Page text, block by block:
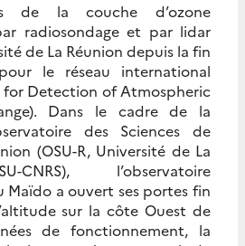
de la couche d’ozone
radiosondage et par lidar
de La Réunion depuis la fin
le réseau international
for Detection of Atmospheric
Dans le cadre de la
des Sciences de
(OSU-R, Université de La
CNRS), l’observatoire
Maïdo a ouvert ses portes fin
sur la côte Ouest de
de fonctionnement, la